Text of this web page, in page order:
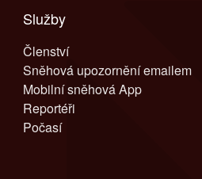
Služby
Členství
Sněhová upozornění emailem
Mobilní sněhová App
Reportéři
Počasí